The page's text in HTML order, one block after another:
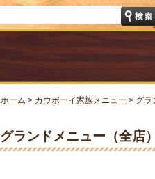
ホーム > カウボーイ家族メニュー > グラ
グランドメニュー（全店